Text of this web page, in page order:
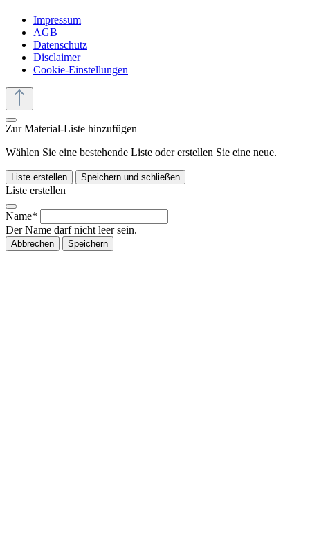
Impressum
AGB
Datenschutz
Disclaimer
Cookie-Einstellungen
Zur Material-Liste hinzufügen
Wählen Sie eine bestehende Liste oder erstellen Sie eine neue.
Liste erstellen Speichern und schließen
Liste erstellen
Name*
Der Name darf nicht leer sein.
Abbrechen Speichern